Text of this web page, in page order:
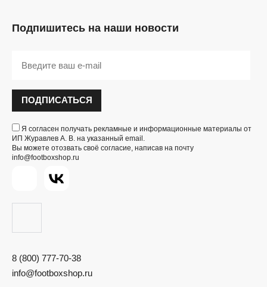
8 (800) 777-70-38
info@footboxshop.ru
Подпишитесь на наши новости
ПОДПИСАТЬСЯ
Я согласен получать рекламные и информационные материалы от
ИП Журавлев А. В. на указанный email.
Вы можете отозвать своё согласие, написав на почту
info@footboxshop.ru